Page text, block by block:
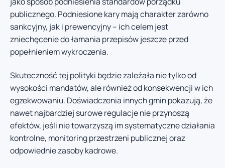
publicznego. Podniesione kary mają charakter zarówno
sankcyjny, jak i prewencyjny – ich celem jest
zniechęcenie do łamania przepisów jeszcze przed
popełnieniem wykroczenia.
Skuteczność tej polityki będzie zależała nie tylko od
wysokości mandatów, ale również od konsekwencji w ich
egzekwowaniu. Doświadczenia innych gmin pokazują, że
nawet najbardziej surowe regulacje nie przynoszą
efektów, jeśli nie towarzyszą im systematyczne działania
kontrolne, monitoring przestrzeni publicznej oraz
odpowiednie zasoby kadrowe.